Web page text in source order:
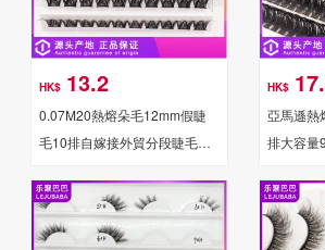
HK$ 13.2
0.07M20熱熔朵毛12mm假睫
毛10排自嫁接外貿分段睫毛工
HK$
亞馬遜熱
排大容量